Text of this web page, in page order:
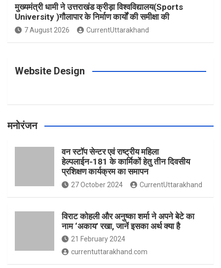
k a s
मुख्यमंत्री धामी ने उत्तराखंड क्रीड़ा विश्वविद्यालय(Sports
University )गौलापार के निर्माण कार्यों की समीक्षा की
7 August 2026 CurrentUttarakhand
Website Design
मनोरंजन
वन स्टॉप सेन्टर एवं राष्ट्रीय महिला
हेल्पलाईन-181 के कार्मिकों हेतु तीन दिवसीय
प्रशिक्षण कार्यक्रम का समापन
27 October 2024 CurrentUttarakhand
विराट कोहली और अनुष्का शर्मा ने अपने बेटे का
नाम ‘अकाय’ रखा, जानें इसका अर्थ क्‍या है
21 February 2024
currentuttarakhand.com